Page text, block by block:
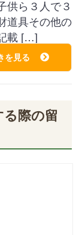
供ら３人で３
道具その他の
載 […]
を見る
際の留